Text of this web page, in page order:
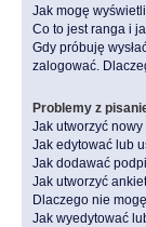
Jak mogę
Co to jest ranga i
Gdy próbuję
zalogować.
Problemy z
Jak utworzyć
Jak edytować lub
Jak dodawać
Jak utworzyć
Dlaczego nie
Jak wyedytować